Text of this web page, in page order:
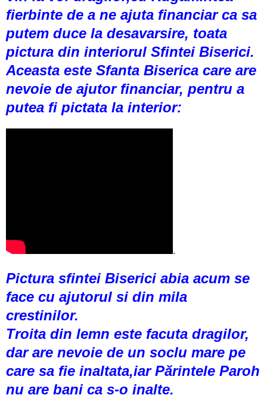
fierbinte de a ne ajuta financiar ca sa
putem duce la desavarsire, toata
pictura din interiorul Sfintei Biserici.
Aceasta este Sfanta Biserica care are
nevoie de ajutor financiar, pentru a
putea fi pictata la interior:
.
Pictura sfintei Biserici abia acum se
face cu ajutorul si din mila
crestinilor.
Troita din lemn este facuta dragilor,
dar are nevoie de un soclu mare pe
care sa fie inaltata,iar Părintele Paroh
nu are bani ca s-o inalte.